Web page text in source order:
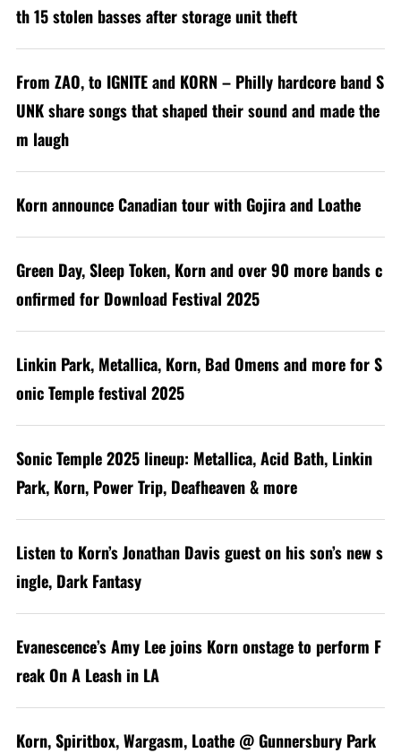
th 15 stolen basses after storage unit theft
From ZAO, to IGNITE and KORN – Philly hardcore band S
UNK share songs that shaped their sound and made the
m laugh
Korn announce Canadian tour with Gojira and Loathe
Green Day, Sleep Token, Korn and over 90 more bands c
onfirmed for Download Festival 2025
Linkin Park, Metallica, Korn, Bad Omens and more for S
onic Temple festival 2025
Sonic Temple 2025 lineup: Metallica, Acid Bath, Linkin
Park, Korn, Power Trip, Deafheaven & more
Listen to Korn’s Jonathan Davis guest on his son’s new s
ingle, Dark Fantasy
Evanescence’s Amy Lee joins Korn onstage to perform F
reak On A Leash in LA
Korn, Spiritbox, Wargasm, Loathe @ Gunnersbury Park